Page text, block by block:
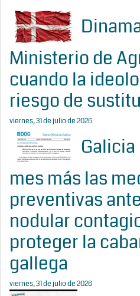
Ministerio de
cuando la
riesgo de
viernes, 31 de julio de 2026
mes más las
preventivas
nodular
proteger la
gallega
viernes, 31 de julio de 2026